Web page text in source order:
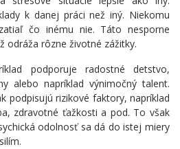
k danej práci než iný. Niekomu
čo inému nie. Táto nesporne
odráža rôzne životné zážitky.
podporuje radostné detstvo,
alebo napríklad výnimočný talent.
podpisujú rizikové faktory, napríklad
zdravotné ťažkosti a pod. To však
odolnosť sa dá do istej miery